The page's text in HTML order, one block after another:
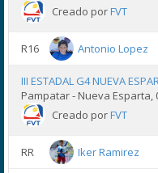
Creado porFVT
R16 Antonio Lopez
III ESTADAL G4 NUEVA
Pampatar - Nueva Esparta,
Creado porFVT
RR Iker Ramirez